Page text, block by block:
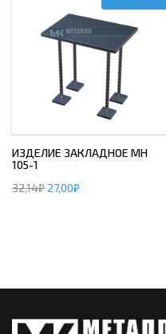
ИЗДЕЛИЕ ЗАКЛАДНОЕ МН
105-1
32,14₽ 27,00₽